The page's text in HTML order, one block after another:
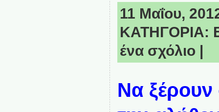
11 Μαΐου,
ΚΑΤΗΓΟΡΙΑ:
ένα σχόλιο |
Να ξέρουν